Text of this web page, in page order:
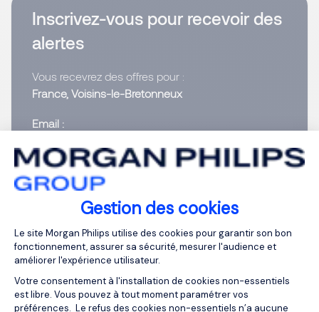
Gestion des cookies
Plateforme de Gestion du
Le site Morgan Philips utilise des cookies pour garantir son bon
fonctionnement, assurer sa sécurité, mesurer l'audience et
améliorer l'expérience utilisateur.
Votre consentement à l'installation de cookies non-essentiels
est libre. Vous pouvez à tout moment paramétrer vos
préférences. Le refus des cookies non-essentiels n’a aucune
Inscrivez-vous pour recevoir des
alertes
Vous recevrez des offres pour :
France, Voisins-le-Bretonneux
Email
Saisissez votre adresse email
J’ai lu et j’accepte laPolitique Informatique et
Créer vos alertes